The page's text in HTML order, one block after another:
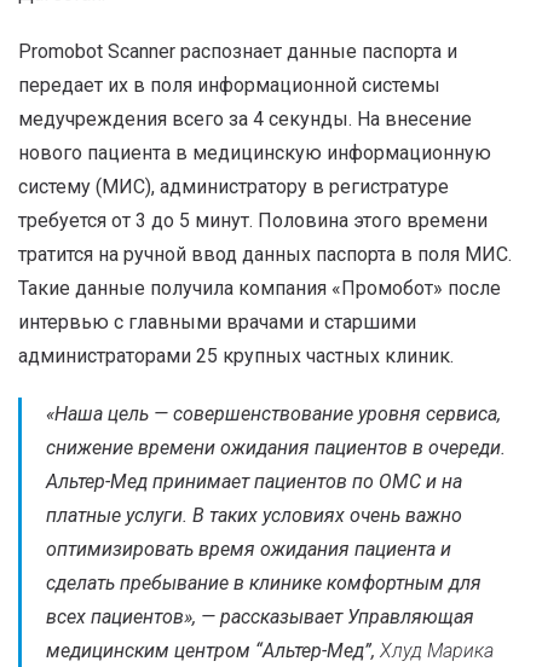
Promobot Scanner распознает данные паспорта и
передает их в поля информационной системы
медучреждения всего за 4 секунды. На внесение
нового пациента в медицинскую информационную
систему (МИС), администратору в регистратуре
требуется от 3 до 5 минут. Половина этого времени
тратится на ручной ввод данных паспорта в поля МИС.
Такие данные получила компания «Промобот» после
интервью с главными врачами и старшими
администраторами 25 крупных частных клиник.
«Наша цель — совершенствование уровня сервиса,
снижение времени ожидания пациентов в очереди.
Альтер-Мед принимает пациентов по ОМС и на
платные услуги. В таких условиях очень важно
оптимизировать время ожидания пациента и
сделать пребывание в клинике комфортным для
всех пациентов», — рассказывает Управляющая
медицинским центром “Альтер-Мед”, Хлуд Марика